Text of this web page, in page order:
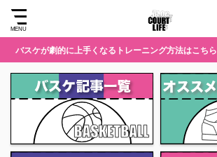
バスケが劇的に上手くなるトレーニング方法はこちら